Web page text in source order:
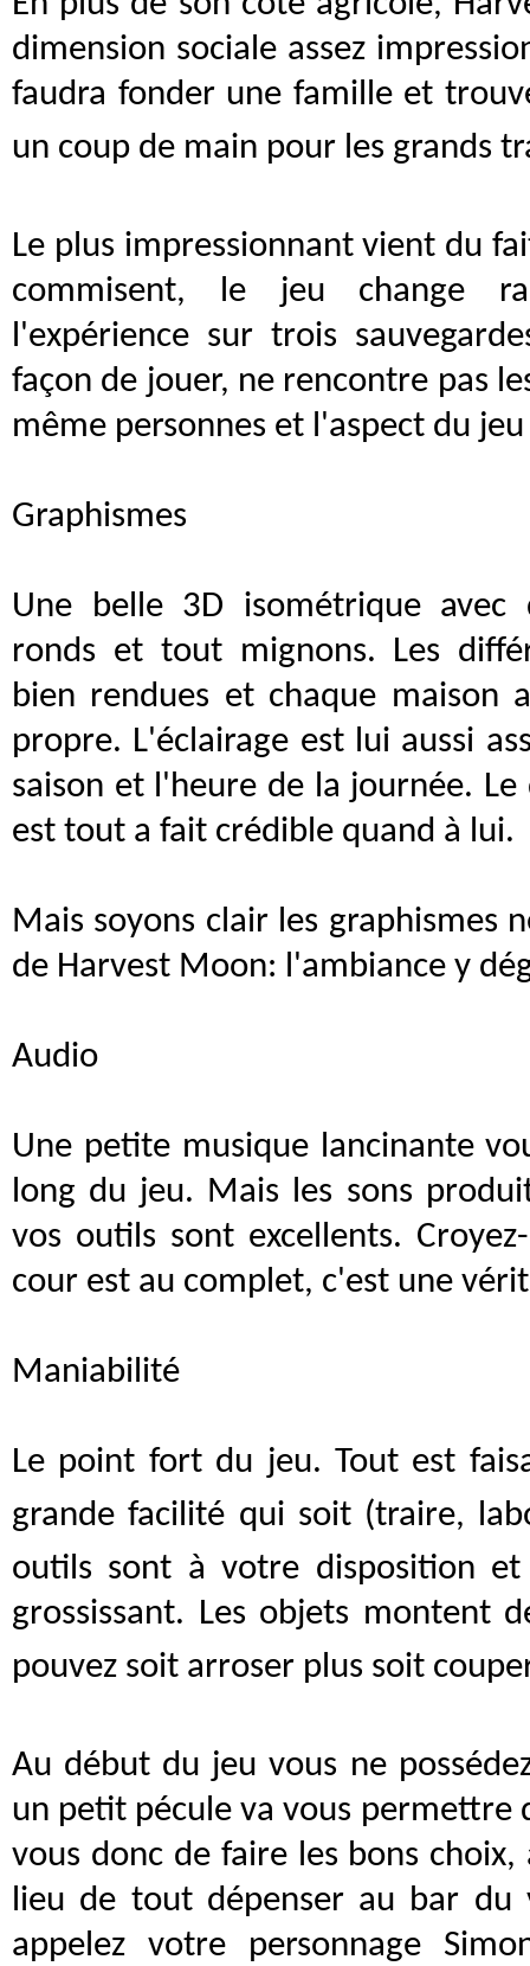
dimension sociale assez
faudra fonder une famille et
un coup de main pour les grands
Le plus impressionnant vient du
commisent, le jeu change
l'expérience sur trois
façon de jouer, ne rencontre pas
même personnes et l'aspect du
Graphismes
Une belle 3D isométrique avec
ronds et tout mignons. Les
bien rendues et chaque maison
propre. L'éclairage est lui aussi
saison et l'heure de la journée. Le
est tout a fait crédible quand à lui.
Mais soyons clair les graphismes
de Harvest Moon: l'ambiance y
Audio
Une petite musique lancinante
long du jeu. Mais les sons
vos outils sont excellents.
cour est au complet, c'est une
Maniabilité
Le point fort du jeu. Tout est
grande facilité qui soit (traire,
outils sont à votre disposition
grossissant. Les objets montent
pouvez soit arroser plus soit
Au début du jeu vous ne
un petit pécule va vous permettre
vous donc de faire les bons
lieu de tout dépenser au bar du
appelez votre personnage